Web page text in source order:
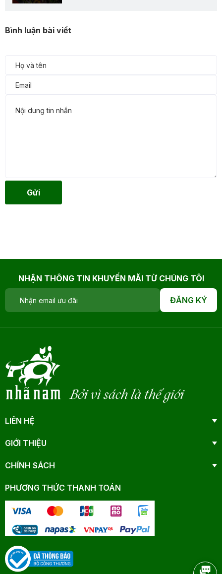
Bình luận bài viết
Gửi
NHẬN THÔNG TIN KHUYẾN MÃI TỪ CHÚNG TÔI
ĐĂNG KÝ
Bởi vì sách là thế giới
LIÊN HỆ
GIỚI THIỆU
CHÍNH SÁCH
PHƯƠNG THỨC THANH TOÁN